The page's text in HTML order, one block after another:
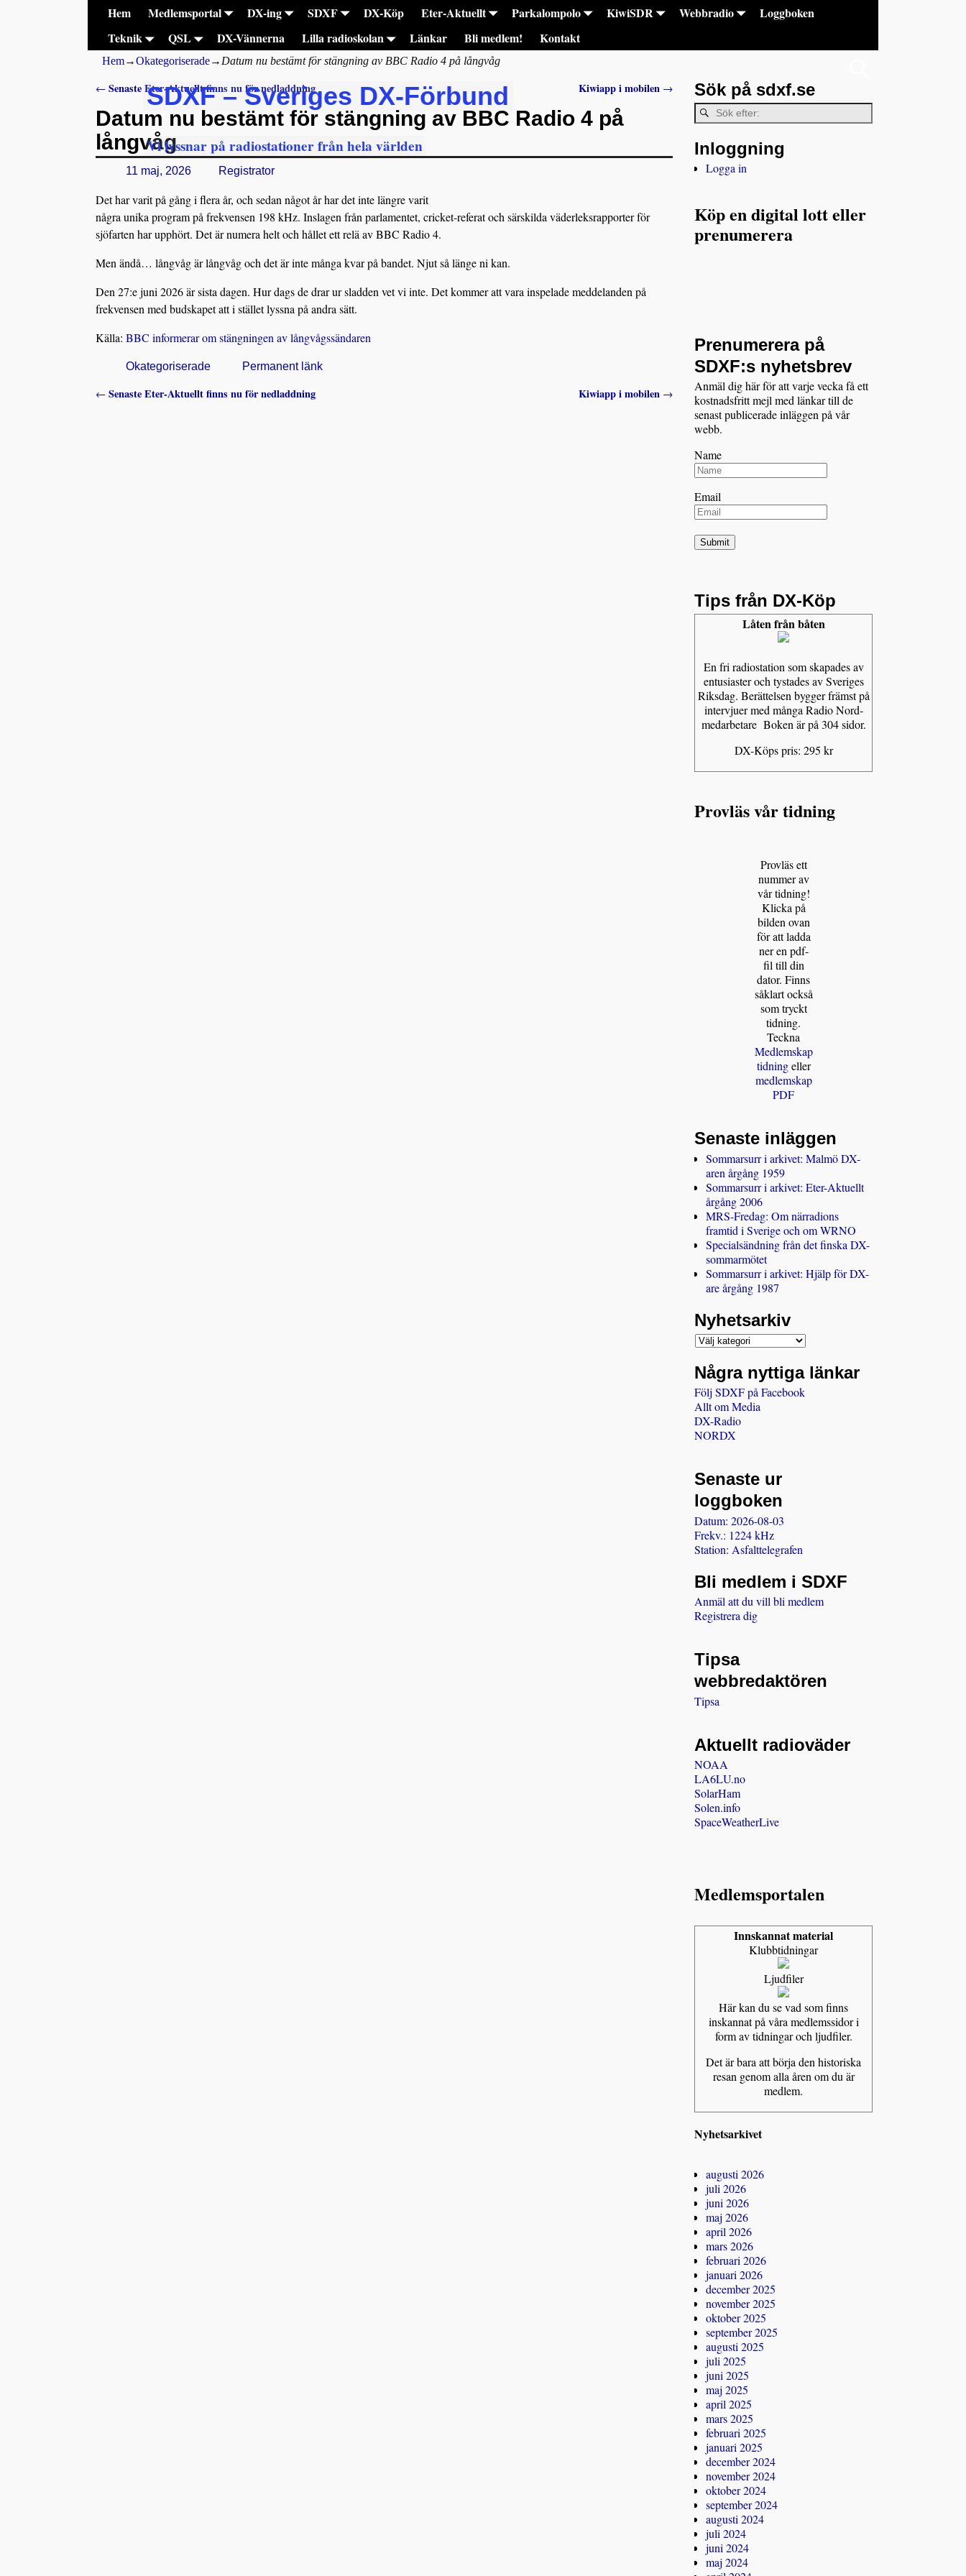
SDXF – Sveriges DX-Förbund
Vi lyssnar på radiostationer från hela världen
Hem Medlemsportal DX-ing SDXF DX-Köp Eter-Aktuellt Parkalompolo KiwiSDR Webbradio
Loggboken
Teknik
QSL DX-Vännerna Lilla radioskolan Länkar Bli medlem! Kontakt
Hem→Okategoriserade→ Datum nu bestämt för stängning av BBC Radio 4 på långvåg
Sök på sdxf.se
Inloggning
Logga in
Köp en digital lott eller
prenumerera
Prenumerera på
SDXF:s nyhetsbrev
Anmäl dig här för att varje vecka få ett
kostnadsfritt mejl med länkar till de
senast publicerade inläggen på vår
webb.
Name
Email
Tips från DX-Köp
Låten från båten
En fri radiostation som skapades av
entusiaster och tystades av Sveriges
Riksdag. Berättelsen bygger främst på
intervjuer med många Radio Nord-
medarbetare Boken är på 304 sidor.
DX-Köps pris: 295 kr
Provläs vår tidning
Provläs ett
nummer av
vår tidning!
Klicka på
bilden ovan
för att ladda
ner en pdf-
fil till din
dator. Finns
såklart också
som tryckt
tidning.
Teckna
Medlemskap
tidningeller
medlemskap
PDF
Senaste inläggen
Sommarsurr i arkivet: Malmö DX-
aren årgång 1959
Sommarsurr i arkivet: Eter-Aktuellt
årgång 2006
MRS-Fredag: Om närradions
framtid i Sverige och om WRNO
Specialsändning från det finska DX-
sommarmötet
Sommarsurr i arkivet: Hjälp för DX-
are årgång 1987
Nyhetsarkiv
Några nyttiga länkar
Följ SDXF på Facebook
Allt om Media
DX-Radio
NORDX
Senaste ur
loggboken
Datum: 2026-08-03
Frekv.: 1224 kHz
Station: Asfalttelegrafen
Bli medlem i SDXF
Anmäl att du vill bli medlem
Registrera dig
Tipsa
webbredaktören
Tipsa
Aktuellt radioväder
NOAA
LA6LU.no
SolarHam
Solen.info
SpaceWeatherLive
Medlemsportalen
Innskannat material
Klubbtidningar
Ljudfiler
Här kan du se vad som finns
inskannat på våra medlemssidor i
form av tidningar och ljudfiler.
Det är bara att börja den historiska
resan genom alla åren om du är
medlem.
Nyhetsarkivet
augusti 2026
juli 2026
juni 2026
maj 2026
april 2026
mars 2026
februari 2026
januari 2026
december 2025
november 2025
oktober 2025
september 2025
augusti 2025
juli 2025
juni 2025
maj 2025
april 2025
mars 2025
februari 2025
januari 2025
december 2024
november 2024
oktober 2024
september 2024
augusti 2024
juli 2024
juni 2024
maj 2024
Inläggsnavigering
← Senaste Eter-Aktuellt finns nu för nedladdning Kiwiapp i mobilen →
Datum nu bestämt för stängning av BBC Radio 4 på
långvåg
11 maj, 2026 Registrator
Det har varit på gång i flera år, och sedan något år har det inte längre varit
några unika program på frekvensen 198 kHz. Inslagen från parlamentet, cricket-referat och särskilda väderleksrapporter för
sjöfarten har upphört. Det är numera helt och hållet ett relä av BBC Radio 4.
Men ändå… långvåg är långvåg och det är inte många kvar på bandet. Njut så länge ni kan.
Den 27:e juni 2026 är sista dagen. Hur dags de drar ur sladden vet vi inte. Det kommer att vara inspelade meddelanden på
frekvensen med budskapet att i stället lyssna på andra sätt.
Källa: BBC informerar om stängningen av långvågssändaren
Okategoriserade Permanent länk
← Senaste Eter-Aktuellt finns nu för nedladdning Kiwiapp i mobilen →